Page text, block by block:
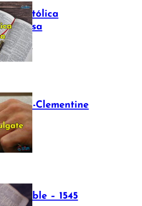
Católica
16, 2025
Sixto-Clementine
12, 2025
Bible – 1545